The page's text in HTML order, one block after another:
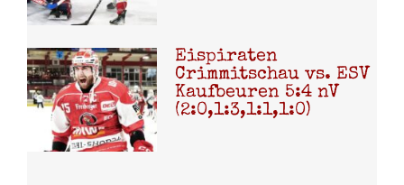
Eispiraten
Crimmitschau vs. ESV
Kaufbeuren 5:4 nV
(2:0,1:3,1:1,1:0)